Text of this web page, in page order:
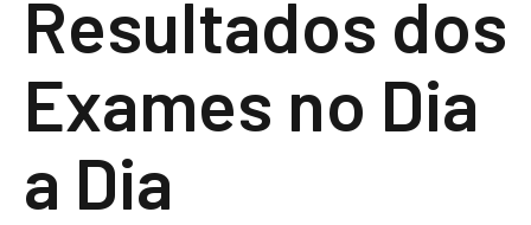
Resultados dos
Exames no Dia
a Dia